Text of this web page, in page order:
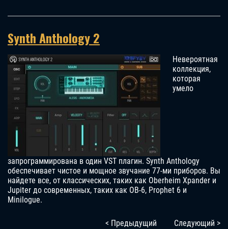
Synth Anthology 2
Невероятная
коллекция,
которая
умело
запрограммирована в один VST плагин. Synth Anthology
обеспечивает чистое и мощное звучание 77-ми приборов. Вы
найдете все, от классических, таких как Oberheim Xpander и
Jupiter до современных, таких как OB-6, Prophet 6 и
Minilogue.
< Предыдущий Следующий >